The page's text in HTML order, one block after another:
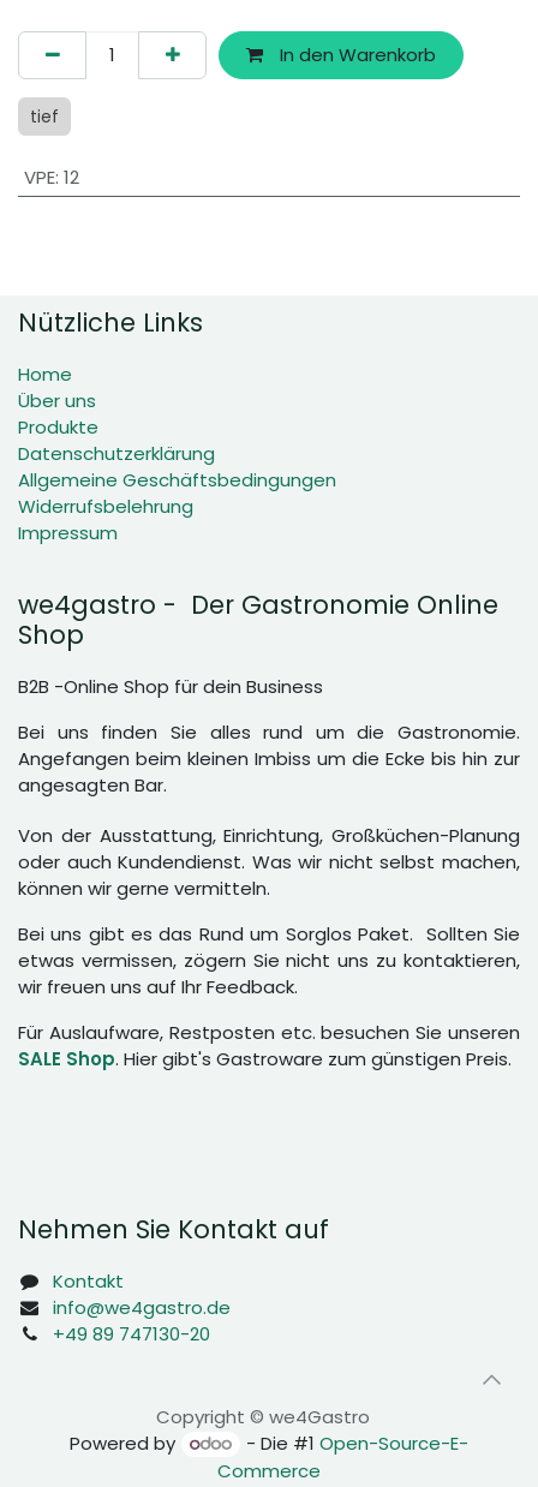
In den Warenkorb
tief
VPE: 12
Nützliche Links
Home
Über uns
Produkte
Datenschutzerklärung
Allgemeine Geschäftsbedingungen
Widerrufsbelehrung
Impressum
we4gastro - Der Gastronomie Online
Shop
B2B -Online Shop für dein Business
Bei uns finden Sie alles rund um die Gastronomie.
Angefangen beim kleinen Imbiss um die Ecke bis hin zur
angesagten Bar.
Von der Ausstattung, Einrichtung, Großküchen-Planung
oder auch Kundendienst. Was wir nicht selbst machen,
können wir gerne vermitteln.
Bei uns gibt es das Rund um Sorglos Paket. Sollten Sie
etwas vermissen, zögern Sie nicht uns zu kontaktieren,
wir freuen uns auf Ihr Feedback.
Für Auslaufware, Restposten etc. besuchen Sie unseren
SALE Shop. Hier gibt's Gastroware zum günstigen Preis.
Nehmen Sie Kontakt auf
Kontakt
info@we4gastro.de
+49 89 747130-20
Copyright © we4Gastro
Powered by
- Die #1Open-Source-E-
Commerce